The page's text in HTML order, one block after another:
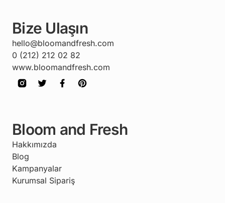
Bize Ulaşın
hello@bloomandfresh.com
0 (212) 212 02 82
www.bloomandfresh.com
Bloom and Fresh
Hakkımızda
Blog
Kampanyalar
Kurumsal Sipariş